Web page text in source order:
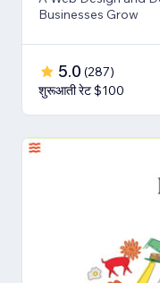
Businesses Grow
5.0 (287)
शुरूआती रेट $100